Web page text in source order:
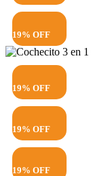
19% OFF
19% OFF
19% OFF
19% OFF